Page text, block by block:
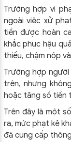
Trường hợp vi
ngoài việc xử
tiền được hoàn
khắc phục hậu
thiếu, chậm nộp
Trường hợp
trên, nhưng
hoặc tăng số tiền
Trên đây là một
ra, mức phạt kê
đã cung cấp